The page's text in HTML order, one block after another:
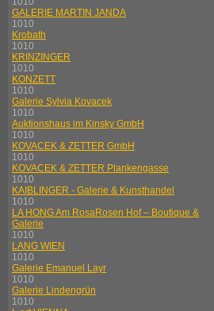
GALERIE MARTIN JANDA
1010
Krobath
1010
KRINZINGER
1010
KONZETT
1010
Galerie Sylvia Kovacek
1010
Auktionshaus im Kinsky GmbH
1010
KOVACEK & ZETTER GmbH
1010
KOVACEK & ZETTER Plankengasse
1010
KAIBLINGER - Galerie & Kunsthandel
1010
LA HONG Am RosaRosen Hof – Boutique &
Galerie
1010
LANG WIEN
1010
Galerie Emanuel Layr
1010
Galerie Lindengrün
1010